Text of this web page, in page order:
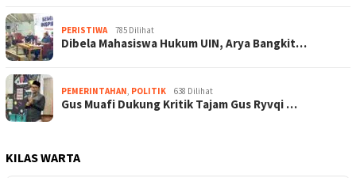
PERISTIWA 785 Dilihat
Dibela Mahasiswa Hukum UIN, Arya Bangkit…
PEMERINTAHAN, POLITIK 638 Dilihat
Gus Muafi Dukung Kritik Tajam Gus Ryvqi …
KILAS WARTA